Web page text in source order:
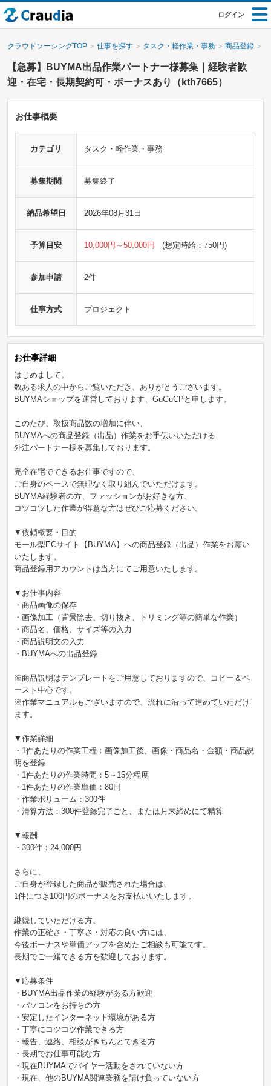
ログイン
クラウドソーシングTOP 仕事を探す タスク・軽作業・事務 商品登録
【急募】BUYMA出品作業パートナー様募集｜経験者歓
迎・在宅・長期契約可・ボーナスあり（kth7665）
お仕事概要
カテゴリ タスク・軽作業・事務
募集期間 募集終了
納品希望日 2026年08月31日
予算目安 10,000円～50,000円 (想定時給：750円)
参加申請 2件
仕事方式 プロジェクト
お仕事詳細
はじめまして。
数ある求人の中からご覧いただき、ありがとうございます。
BUYMAショップを運営しております、GuGuCPと申します。
このたび、取扱商品数の増加に伴い、
BUYMAへの商品登録（出品）作業をお手伝いいただける
外注パートナー様を募集しております。
完全在宅でできるお仕事ですので、
ご自身のペースで無理なく取り組んでいただけます。
BUYMA経験者の方、ファッションがお好きな方、
コツコツした作業が得意な方はぜひご応募ください。
▼依頼概要・目的
モール型ECサイト【BUYMA】への商品登録（出品）作業をお願い
いたします。
商品登録用アカウントは当方にてご用意いたします。
▼お仕事内容
・商品画像の保存
・画像加工（背景除去、切り抜き、トリミング等の簡単な作業）
・商品名、価格、サイズ等の入力
・商品説明文の入力
・BUYMAへの出品登録
※商品説明はテンプレートをご用意しておりますので、コピー＆ペ
ースト中心です。
※作業マニュアルもございますので、流れに沿って進めていただけ
ます。
▼作業詳細
・1件あたりの作業工程：画像加工後、画像・商品名・金額・商品説
明を登録
・1件あたりの作業時間：5～15分程度
・1件あたりの作業単価：80円
・作業ボリューム：300件
・清算方法：300件登録完了ごと、または月末締めにて精算
▼報酬
・300件：24,000円
さらに、
ご自身が登録した商品が販売された場合は、
1件につき100円のボーナスをお支払いいたします。
継続していただける方、
作業の正確さ・丁寧さ・対応の良い方には、
今後ボーナスや単価アップを含めたご相談も可能です。
長期でご一緒できる方を歓迎しております。
▼応募条件
・BUYMA出品作業の経験がある方歓迎
・パソコンをお持ちの方
・安定したインターネット環境がある方
・丁寧にコツコツ作業できる方
・報告、連絡、相談がきちんとできる方
・長期でお仕事可能な方
・現在BUYMAでバイヤー活動をされていない方
・現在、他のBUYMA関連業務を請け負っていない方